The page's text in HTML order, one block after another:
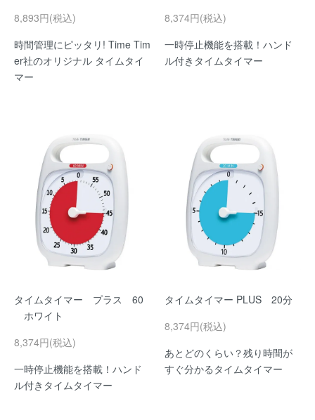
8,893円(税込)
時間管理にピッタリ! Time Tim
er社のオリジナル タイムタイ
マー
8,374円(税込)
一時停止機能を搭載！ハンド
ル付きタイムタイマー
タイムタイマー プラス 60
ホワイト
8,374円(税込)
一時停止機能を搭載！ハンド
ル付きタイムタイマー
タイムタイマー PLUS 20分
8,374円(税込)
あとどのくらい？残り時間が
すぐ分かるタイムタイマー